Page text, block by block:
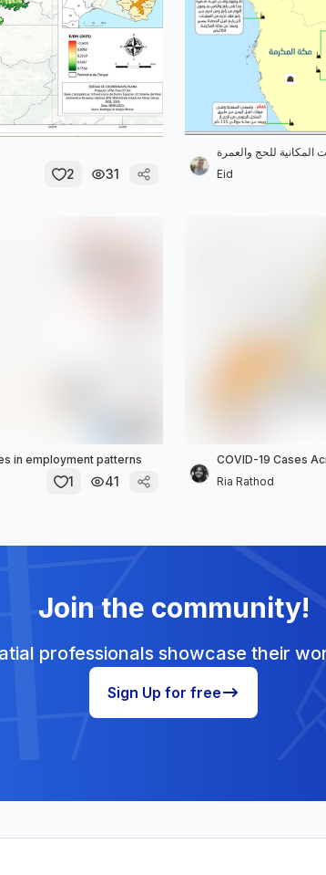
2 31
المكانية للحج والعمرة
Eid
in employment patterns
1 41
COVID-19 Cases
Ria Rathod
Join the community!
professionals showcase their
Sign Up for free